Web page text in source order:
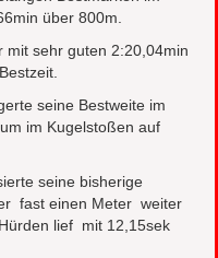
über 800m.
mit sehr guten 2:20,04min
seine Bestweite im
im Kugelstoßen auf
seine bisherige
fast einen Meter weiter
lief mit 12,15sek